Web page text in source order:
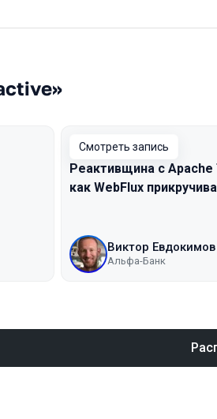
Смотреть запись
Реактивщина с
как WebFlux
Виктор Евдокимов
Альфа-Банк